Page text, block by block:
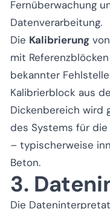
Fernüberwachung
Datenverarbeitung.
Die Kalibrierung
mit
bekannter
Kalibrierblock aus
Dickenbereich wird
des Systems für die
– typischerweise
Beton.
3.
Die